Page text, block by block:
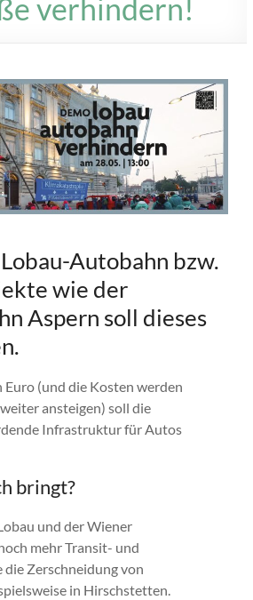
verhindern!
Autobahn bzw.
wie der
Aspern soll dieses
(und die Kosten werden
ansteigen) soll die
Infrastruktur für Autos
bringt?
und der Wiener
mehr Transit- und
die Zerschneidung von
in Hirschstetten.